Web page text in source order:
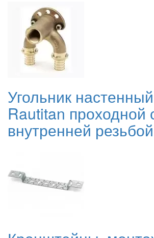
Угольник
Rautitan проходной
внутренней резьбой